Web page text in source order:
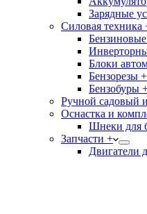
Зарядные
Силовая техника
Блоки
Бензорезы +
Бензобуры
Ручной садовый
Оснастка и
Шнеки для
Запчасти +
Двигатели